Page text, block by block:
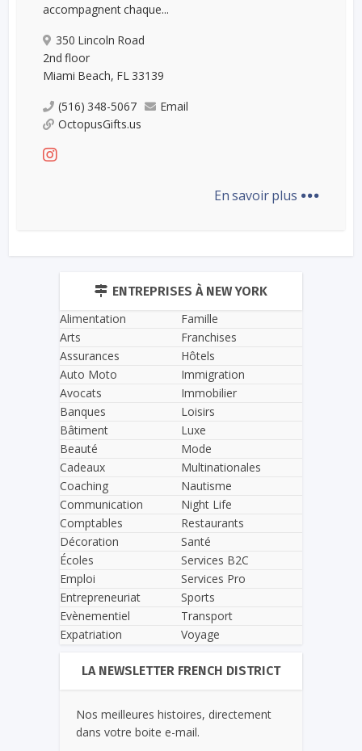
accompagnent chaque...
350 Lincoln Road
2nd floor
Miami Beach, FL 33139
(516) 348-5067
Email
OctopusGifts.us
En savoir plus ...
ENTREPRISES À NEW YORK
Alimentation
Arts
Assurances
Auto Moto
Avocats
Banques
Bâtiment
Beauté
Cadeaux
Coaching
Communication
Comptables
Décoration
Écoles
Emploi
Entrepreneuriat
Evènementiel
Expatriation
Famille
Franchises
Hôtels
Immigration
Immobilier
Loisirs
Luxe
Mode
Multinationales
Nautisme
Night Life
Restaurants
Santé
Services B2C
Services Pro
Sports
Transport
Voyage
LA NEWSLETTER FRENCH DISTRICT
Nos meilleures histoires, directement
dans votre boite e-mail.